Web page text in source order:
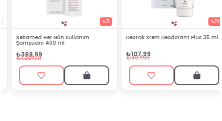
%71
Sebamed Her Gün Kullanım
Şampuanı 400 ml
₺369,99
₺1.267,19
%74
Deotak Krem Deodorant Plus 35 ml
₺107,99
₺407,99